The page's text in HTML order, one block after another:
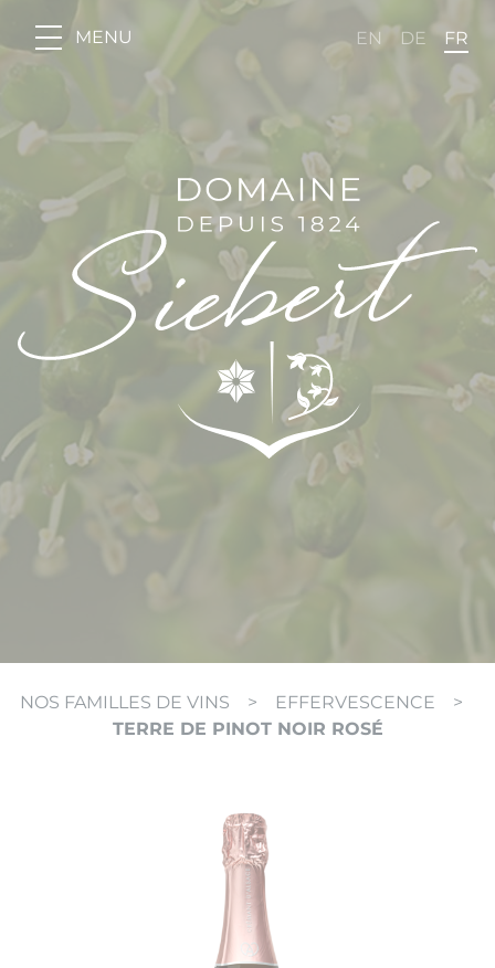
MENU EN DE FR
NOS FAMILLES DE VINS > EFFERVESCENCE
>
TERRE DE PINOT NOIR ROSÉ
Panneau de gestion des cookies